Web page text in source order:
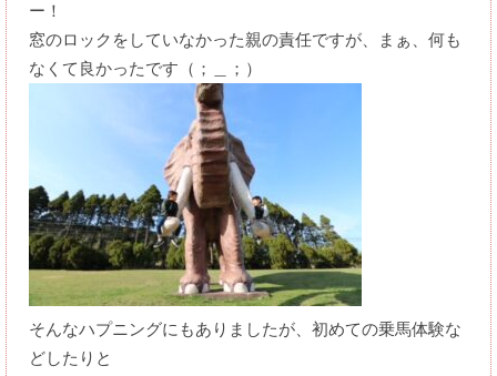
ー！
窓のロックをしていなかった親の責任ですが、まぁ、何も
なくて良かったです（；＿；）
そんなハプニングにもありましたが、初めての乗馬体験な
どしたりと